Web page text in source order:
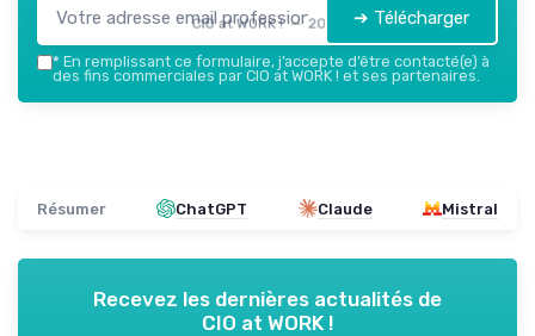
CIO at WORK ! — 2026 ➔ Télécharger
* En remplissant ce formulaire, j’accepte d’être contacté(e) à
des fins commerciales par CIO at WORK ! et ses partenaires.
Résumer ChatGPT Claude Mistral
Recevez les dernières actualités de
CIO at WORK !